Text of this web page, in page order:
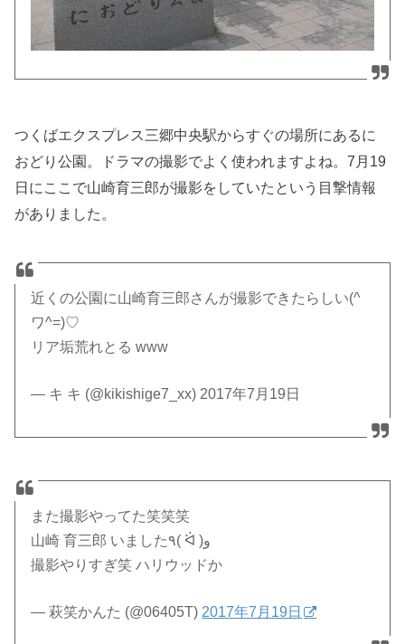
つくばエクスプレス三郷中央駅からすぐの場所にあるに
おどり公園。ドラマの撮影でよく使われますよね。7月19
日にここで山崎育三郎が撮影をしていたという目撃情報
がありました。
近くの公園に山崎育三郎さんが撮影できたらしい(^
ワ^=)♡
リア垢荒れとる www
— キ キ (@kikishige7_xx) 2017年7月19日
また撮影やってた笑笑笑
山崎 育三郎 いました٩( ᐛ )و
撮影やりすぎ笑 ハリウッドか
— 萩笑かんた (@06405T) 2017年7月19日